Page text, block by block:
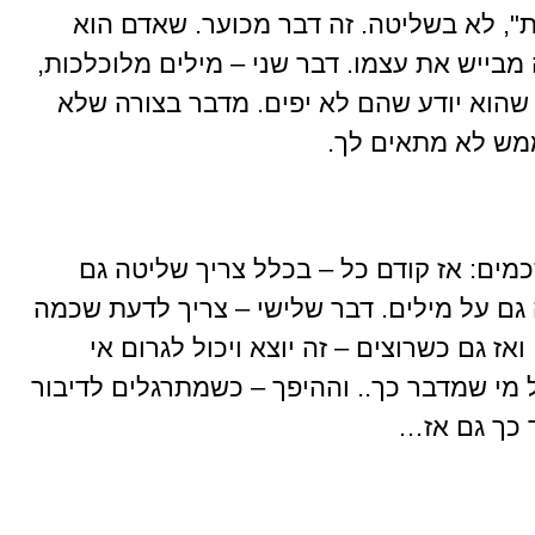
לא בשליטה. זה דבר מכוער. שאדם הוא
את עצמו. דבר שני – מילים מלוכלכות,
יודע שהם לא יפים. מדבר בצורה שלא
לא מתאים לך.
אז קודם כל – בכלל צריך שליטה גם
על מילים. דבר שלישי – צריך לדעת שכמה
גם כשרוצים – זה יוצא ויכול לגרום אי
מי שמדבר כך.. וההיפך – כשמתרגלים לדיבור
כך גם אז…